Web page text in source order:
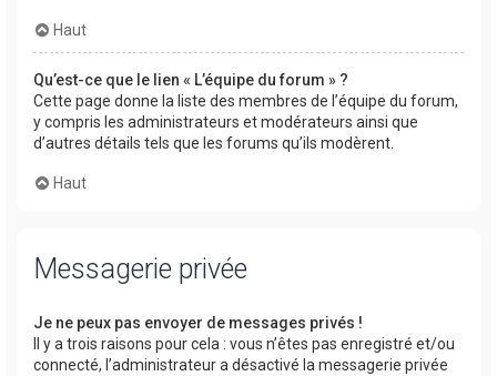
Haut
Qu’est-ce que le lien « L’équipe du forum » ?
Cette page donne la liste des membres de l’équipe du forum,
y compris les administrateurs et modérateurs ainsi que
d’autres détails tels que les forums qu’ils modèrent.
Haut
Messagerie privée
Je ne peux pas envoyer de messages privés !
Il y a trois raisons pour cela : vous n’êtes pas enregistré et/ou
connecté, l’administrateur a désactivé la messagerie privée